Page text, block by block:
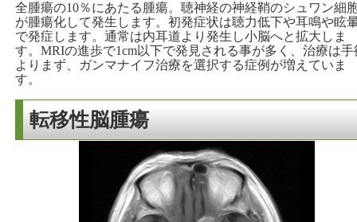
全腫瘍の10％にあたる腫瘍。聴神経の神経鞘のシュワン細
が腫瘍化して発生します。初発症状は聴力低下や耳鳴や眩
で発症します。通常は内耳道より発生し小脳へと拡大しま
す。MRIの進歩で1cm以下で発見される事が多く、治療は手
よりまず、ガンマナイフ治療を選択する症例が増えていま
す。
転移性脳腫瘍